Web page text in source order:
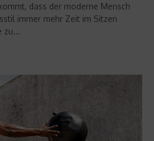
dass der moderne Mensch
immer mehr Zeit im Sitzen
zu...